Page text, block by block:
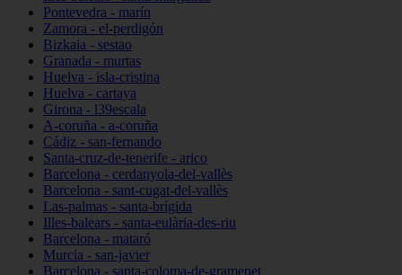
Pontevedra - marín
Zamora - el-perdigón
Bizkaia - sestao
Granada - murtas
Huelva - isla-cristina
Huelva - cartaya
Girona - l39escala
A-coruña - a-coruña
Cádiz - san-fernando
Santa-cruz-de-tenerife - arico
Barcelona - cerdanyola-del-vallès
Barcelona - sant-cugat-del-vallès
Las-palmas - santa-brígida
Illes-balears - santa-eulària-des-riu
Barcelona - mataró
Murcia - san-javier
Barcelona - santa-coloma-de-gramenet